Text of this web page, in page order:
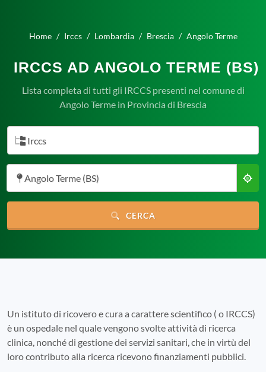
Home Irccs Lombardia Brescia Angolo Terme
IRCCS AD ANGOLO TERME (BS)
Lista completa di tutti gli IRCCS presenti nel comune di
Angolo Terme in Provincia di Brescia
Irccs
Angolo Terme (BS)
CERCA
Un istituto di ricovero e cura a carattere scientifico ( o IRCCS)
è un ospedale nel quale vengono svolte attività di ricerca
clinica, nonché di gestione dei servizi sanitari, che in virtù del
loro contributo alla ricerca ricevono finanziamenti pubblici.